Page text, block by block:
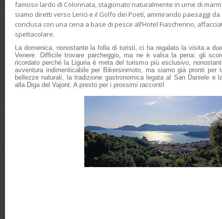
famoso lardo di Colonnata, stagionato naturalmente in urne di
siamo diretti verso Lerici e il Golfo dei Poeti, ammirando paesaggi
conclusa con una cena a base di pesce all’Hotel Fiascherino,
spettacolare.
La domenica, nonostante la folla di turisti, ci ha regalato la visita a
Venere. Difficile trovare parcheggio, ma ne è valsa la pena: gli
ricordato perché la Liguria è meta del turismo più esclusivo,
avventura indimenticabile per Bikersinmoto, ma siamo già pronti
bellezze naturali, la tradizione gastronomica legata al San Daniele e
alla Diga del Vajont. A presto per i prossimi racconti!